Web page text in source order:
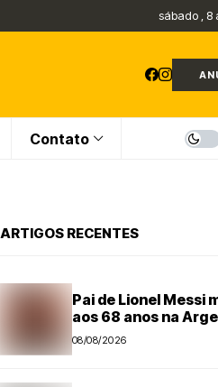
sábado , 8
Contato
ARTIGOS RECENTES
Pai de Lionel Messi
aos 68 anos na
08/08/2026